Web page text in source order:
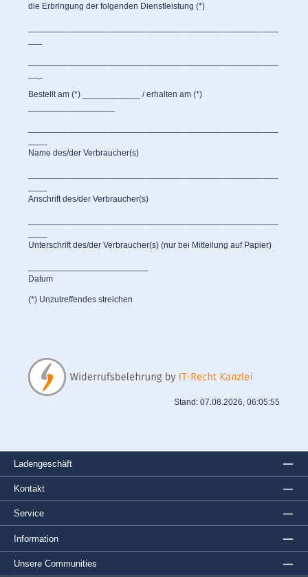
die Erbringung der folgenden Dienstleistung (*)
Bestellt am (*) ____________ / erhalten am (*)
Name des/der Verbraucher(s)
Anschrift des/der Verbraucher(s)
Unterschrift des/der Verbraucher(s) (nur bei Mitteilung auf Papier)
Datum
(*) Unzutreffendes streichen
Stand: 07.08.2026, 06:05:55
Ladengeschäft
Service
Information
Kontakt
Unsere Communities